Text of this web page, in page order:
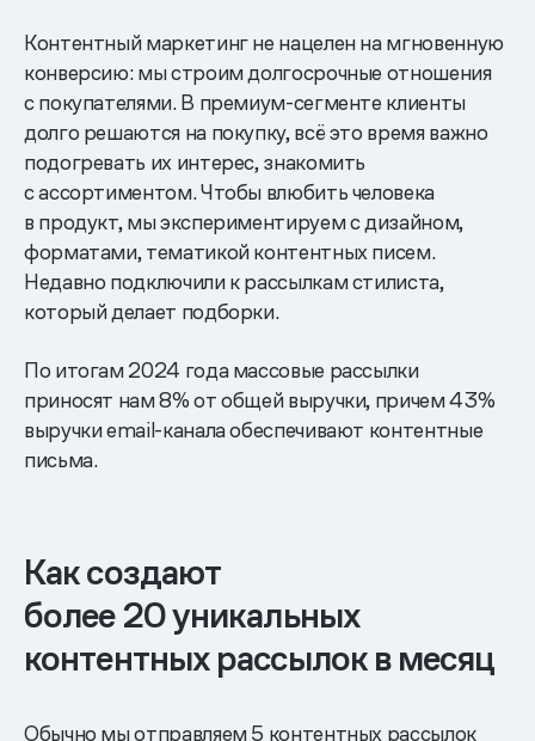
Контентный маркетинг не нацелен на мгновенную
конверсию: мы строим долгосрочные отношения
с покупателями. В премиум-сегменте клиенты
долго решаются на покупку, всё это время важно
подогревать их интерес, знакомить
с ассортиментом. Чтобы влюбить человека
в продукт, мы экспериментируем с дизайном,
форматами, тематикой контентных писем.
Недавно подключили к рассылкам стилиста,
который делает подборки.
По итогам 2024 года массовые рассылки
приносят нам 8% от общей выручки, причем 43%
выручки email-канала обеспечивают контентные
письма.
Как создают
более 20 уникальных
контентных рассылок в месяц
Обычно мы отправляем 5 контентных рассылок